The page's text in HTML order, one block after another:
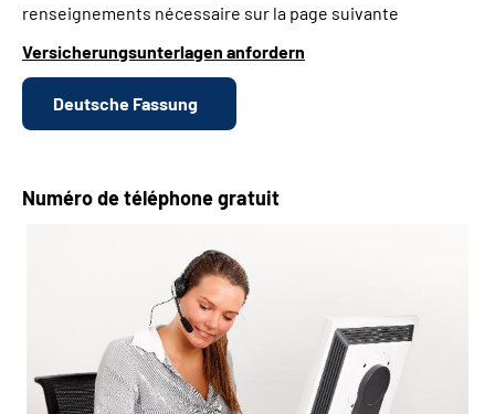
renseignements nécessaire sur la page suivante
Versicherungsunterlagen anfordern
Deutsche Fassung
Numéro de téléphone gratuit